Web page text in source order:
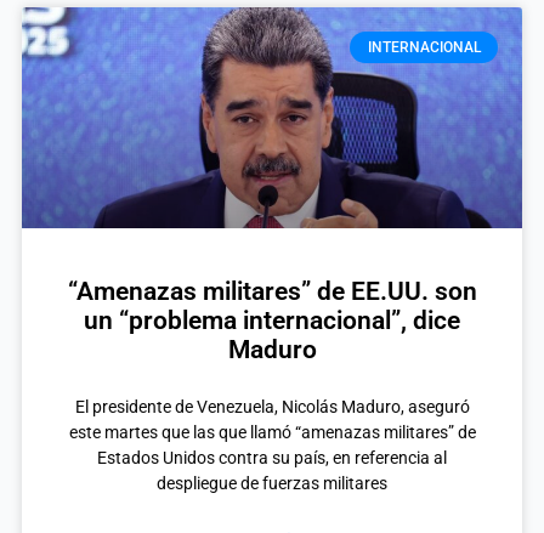
INTERNACIONAL
“Amenazas militares” de EE.UU. son
un “problema internacional”, dice
Maduro
El presidente de Venezuela, Nicolás Maduro, aseguró
este martes que las que llamó “amenazas militares” de
Estados Unidos contra su país, en referencia al
despliegue de fuerzas militares